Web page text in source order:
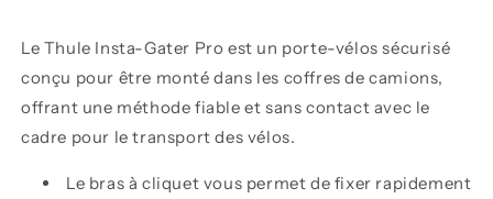
Le Thule Insta-Gater Pro est un porte-vélos sécurisé
conçu pour être monté dans les coffres de camions,
offrant une méthode fiable et sans contact avec le
cadre pour le transport des vélos.
Le bras à cliquet vous permet de fixer rapidement